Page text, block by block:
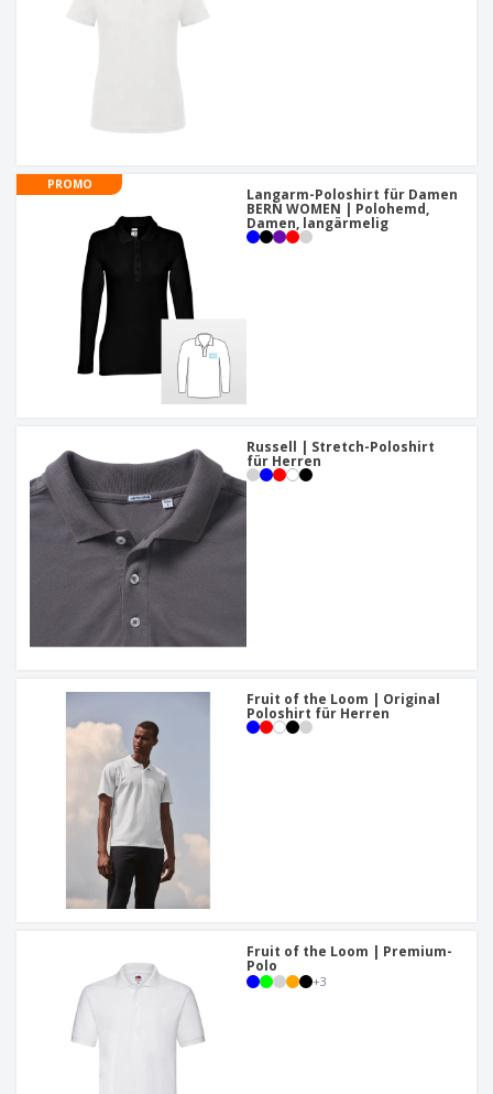
PROMO
Langarm-Poloshirt für Damen
BERN WOMEN | Polohemd,
Damen, langärmelig
Russell | Stretch-Poloshirt
für Herren
Fruit of the Loom | Original
Poloshirt für Herren
Fruit of the Loom | Premium-
Polo
+3